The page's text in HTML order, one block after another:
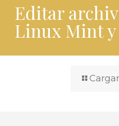
Editar
Linux Mint